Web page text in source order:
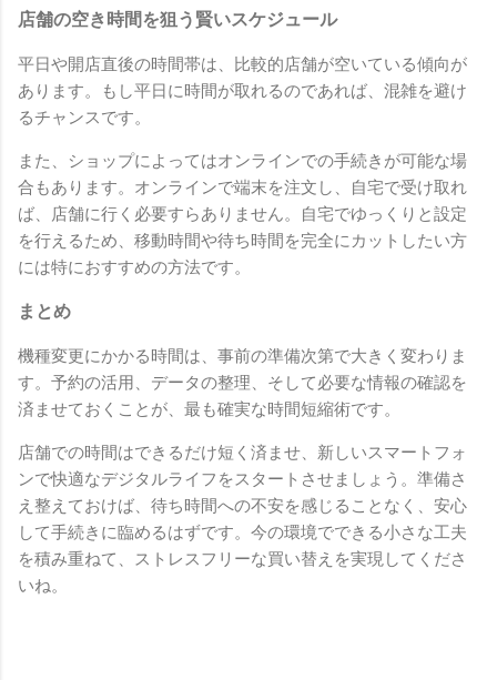
店舗の空き時間を狙う賢いスケジュール
平日や開店直後の時間帯は、比較的店舗が空いている傾向が
あります。もし平日に時間が取れるのであれば、混雑を避け
るチャンスです。
また、ショップによってはオンラインでの手続きが可能な場
合もあります。オンラインで端末を注文し、自宅で受け取れ
ば、店舗に行く必要すらありません。自宅でゆっくりと設定
を行えるため、移動時間や待ち時間を完全にカットしたい方
には特におすすめの方法です。
まとめ
機種変更にかかる時間は、事前の準備次第で大きく変わりま
す。予約の活用、データの整理、そして必要な情報の確認を
済ませておくことが、最も確実な時間短縮術です。
店舗での時間はできるだけ短く済ませ、新しいスマートフォ
ンで快適なデジタルライフをスタートさせましょう。準備さ
え整えておけば、待ち時間への不安を感じることなく、安心
して手続きに臨めるはずです。今の環境でできる小さな工夫
を積み重ねて、ストレスフリーな買い替えを実現してくださ
いね。